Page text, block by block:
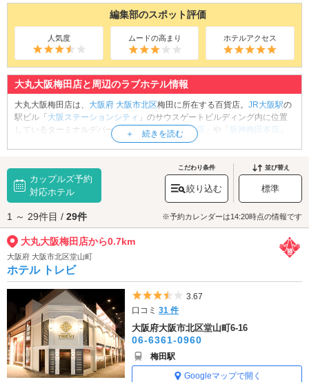
編集部のスポット評価
人気度 ムードの高まり ホテルアクセス
大丸大阪梅田店と周辺のラブホテル情報
大丸大阪梅田店は、 大阪府 大阪市北区梅田に所在する百貨店。 JR大阪駅の
駅ビル「 大阪ステーションシティ 」のサウスゲートビルディング内に位置
しているターミナルデパートで、「阪急うめだ本店 」や「 阪神梅田本店
とともに、梅田地区を代表する百貨店です。開業は1983年。建物は地下2
計等の専門店や飲食店が入居しています。中でもポケットモンスター関連
商品を販売するキャラクター専門店「ポケモンセンターオーサカ」が人
気。JR大阪駅より徒歩約1分のショッピングスポットでお買い物やグルメを
満喫しましょう。
大丸大阪梅田店へは、
梅田・堂山エリアのラブホテル、兎我野・太融寺エ
リアのラブホテルからもアクセスが便利です。
カップルズ予約
対応ホテル
こだわり条件
絞り込む
並び替え
標準
1 ～ 29件目 / 29件 ※予約カレンダーは14:20時点の情報です
大丸大阪梅田店から0.7km
大阪府 大阪市北区堂山町
ホテル トレビ
5つ星のうち3.5
3.67
口コミ31 件
大阪府大阪市北区堂山町6-16
06-6361-0960
梅田駅
Googleマップで開く